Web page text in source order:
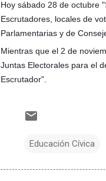
Hoy sábado 28 de octubre
Escrutadores, locales de
Parlamentarias y de
Mientras que el 2 de
Juntas Electorales para el
Escrutador".
Educación Cívica